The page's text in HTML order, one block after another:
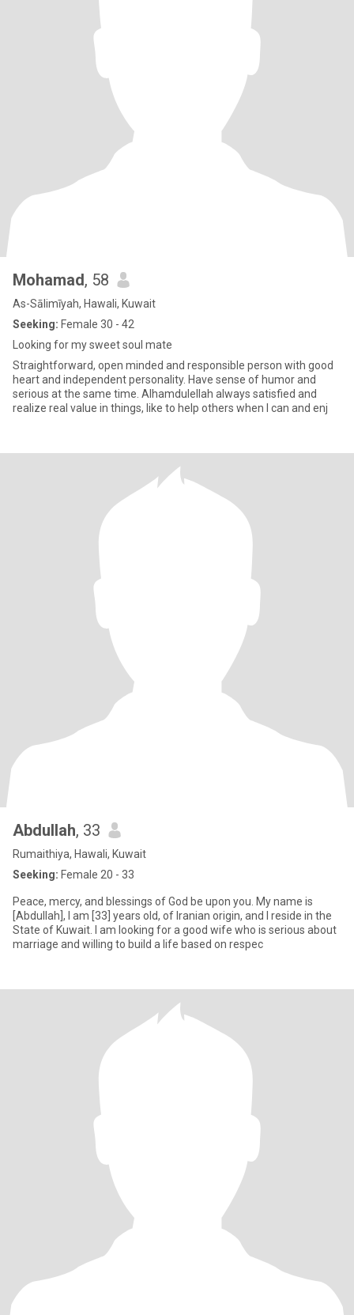
Mohamad, 58
As-Sālimīyah, Hawali, Kuwait
Seeking: Female 30 - 42
Looking for my sweet soul mate
Straightforward, open minded and responsible person with good
heart and independent personality. Have sense of humor and
serious at the same time. Alhamdulellah always satisfied and
realize real value in things, like to help others when I can and enj
Abdullah, 33
Rumaithiya, Hawali, Kuwait
Seeking: Female 20 - 33
Peace, mercy, and blessings of God be upon you. My name is
[Abdullah], I am [33] years old, of Iranian origin, and I reside in the
State of Kuwait. I am looking for a good wife who is serious about
marriage and willing to build a life based on respec